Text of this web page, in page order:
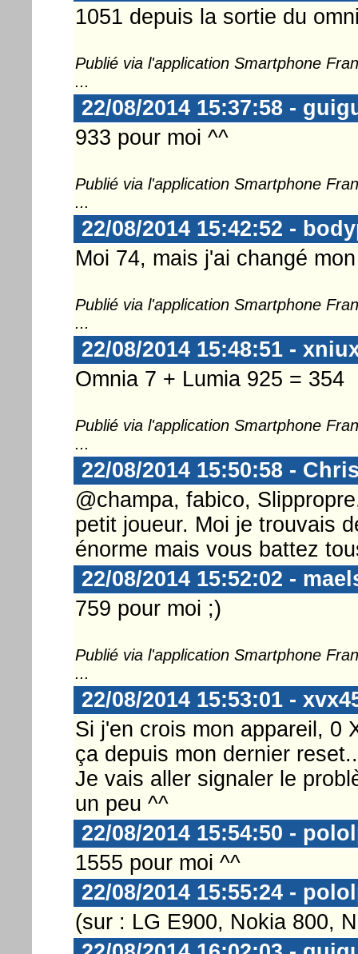
1051 depuis la sortie du
Publié via l'application Smartphone
...
22/08/2014 15:37:58 -
933 pour moi ^^
Publié via l'application Smartphone
...
22/08/2014 15:42:52 -
Moi 74, mais j'ai changé
Publié via l'application Smartphone
...
22/08/2014 15:48:51 -
Omnia 7 + Lumia 925 = 354
Publié via l'application Smartphone
...
22/08/2014 15:50:58 -
@champa, fabico,
petit joueur. Moi je trouvais
énorme mais vous battez
22/08/2014 15:52:02 -
759 pour moi ;)
Publié via l'application Smartphone
...
22/08/2014 15:53:01 -
Si j'en crois mon appareil, 0
ça depuis mon dernier
Je vais aller signaler le
un peu ^^
22/08/2014 15:54:50 -
1555 pour moi ^^
22/08/2014 15:55:24 -
(sur : LG E900, Nokia 800,